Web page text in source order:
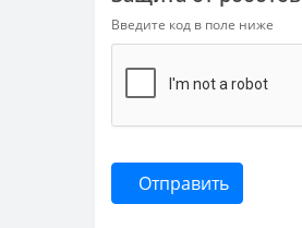
Введите код в поле ниже
Отправить